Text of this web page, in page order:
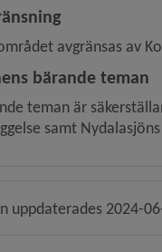
och områdesbestämmelser
avgränsas av
bärande teman
teman är
samt
uppdaterades 2024-